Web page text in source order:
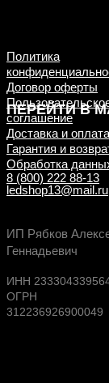
ПЕРЕЙТИ В
Будь в
новых
Политика
Договор оферты
соглашение
Доставка и оплата
Гарантия и
Обработка
8 (800) 222 88-13
ledshop13@mail.ru
ИП Рябков
Геннадьевич
ИНН
ОГРН
312236926900049